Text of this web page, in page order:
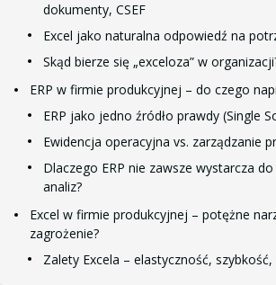
Najlepszy model to nie ERP
model toERP + Excel +
danych .
Dzięki temu:
ERP przechowuje dane
Excel je analizuje,
automatyzacja łączy oba światy,
firma unika chaosu wersji i
decyzje są oparte na faktach,
organizacja rośnie bez ryzyka
Ten model daje firmieskrócenie
dokumenty, CSEF
Excel jako naturalna odpowiedź na
Skąd bierze się „exceloza” w
ERP w firmie produkcyjnej – do czego
ERP jako jedno źródło prawdy (Single
Ewidencja operacyjna vs. zarządzanie
Dlaczego ERP nie zawsze wystarcza
analiz?
Excel w firmie produkcyjnej – potężne
zagrożenie?
Zalety Excela – elastyczność,